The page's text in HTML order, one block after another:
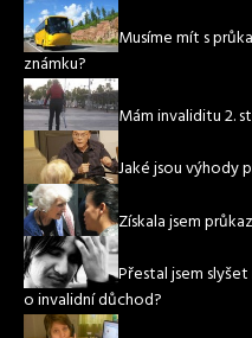
Musíme mít s
známku?
Mám invaliditu 2.
Jaké jsou výhody
Získala jsem
Přestal jsem
o invalidní důchod?